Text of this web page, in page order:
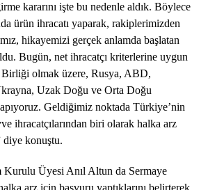
kararını işte bu nedenle aldık. Böylece
ürün ihracatı yaparak, rakiplerimizden
hikayemizi gerçek anlamda başlatan
Bugün, net ihracatçı kriterlerine uygun
Birliği olmak üzere, Rusya, ABD,
Uzak Doğu ve Orta Doğu
Geldiğimiz noktada Türkiye’nin
ihracatçılarından biri olarak halka arz
diye konuştu.
Kurulu Üyesi Anıl Altun da Sermaye